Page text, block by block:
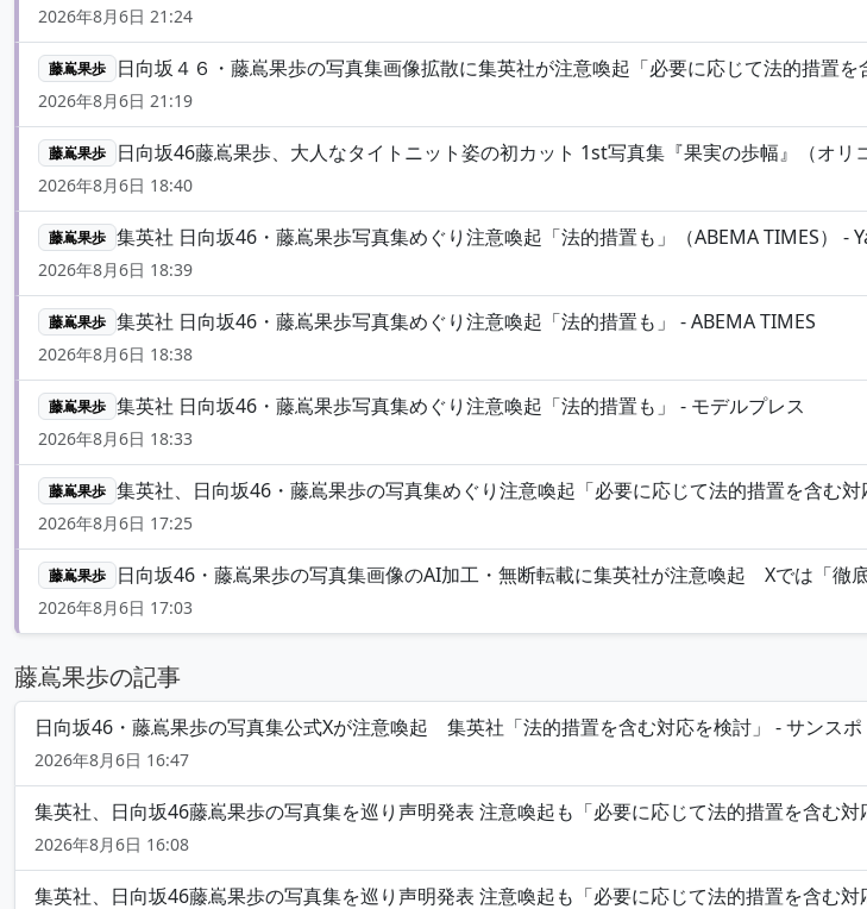
2026年8月6日 21:24
藤嶌果歩 日向坂４６・藤嶌果歩の写真集画像拡散に集英社が注意喚起「必要に応じて法的措置
2026年8月6日 21:19
藤嶌果歩 日向坂46藤嶌果歩、大人なタイトニット姿の初カット 1st写真集『果実の歩幅』（オリ
2026年8月6日 18:40
藤嶌果歩 集英社 日向坂46・藤嶌果歩写真集めぐり注意喚起「法的措置も」（ABEMA TIMES） -
2026年8月6日 18:39
藤嶌果歩 集英社 日向坂46・藤嶌果歩写真集めぐり注意喚起「法的措置も」 - ABEMA TIMES
2026年8月6日 18:38
藤嶌果歩 集英社 日向坂46・藤嶌果歩写真集めぐり注意喚起「法的措置も」 - モデルプレス
2026年8月6日 18:33
藤嶌果歩 集英社、日向坂46・藤嶌果歩の写真集めぐり注意喚起「必要に応じて法的措置を含む
2026年8月6日 17:25
藤嶌果歩 日向坂46・藤嶌果歩の写真集画像のAI加工・無断転載に集英社が注意喚起 Xでは「徹
2026年8月6日 17:03
藤嶌果歩の記事
日向坂46・藤嶌果歩の写真集公式Xが注意喚起 集英社「法的措置を含む対応を検討」 - サンスポ
2026年8月6日 16:47
集英社、日向坂46藤嶌果歩の写真集を巡り声明発表 注意喚起も「必要に応じて法的措置を含む対
2026年8月6日 16:08
集英社、日向坂46藤嶌果歩の写真集を巡り声明発表 注意喚起も「必要に応じて法的措置を含む